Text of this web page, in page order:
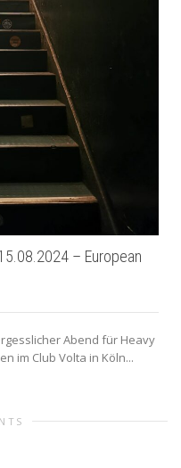
– European
Abend für Heavy
im Club Volta in Köln...